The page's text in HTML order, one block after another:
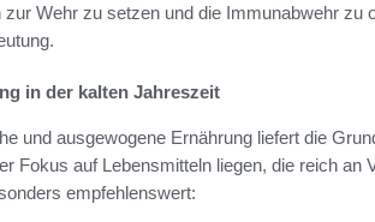
Wehr zu setzen und die Immunabwehr zu
in der kalten Jahreszeit
und ausgewogene Ernährung liefert die
Fokus auf Lebensmitteln liegen, die reich an
empfehlenswert: